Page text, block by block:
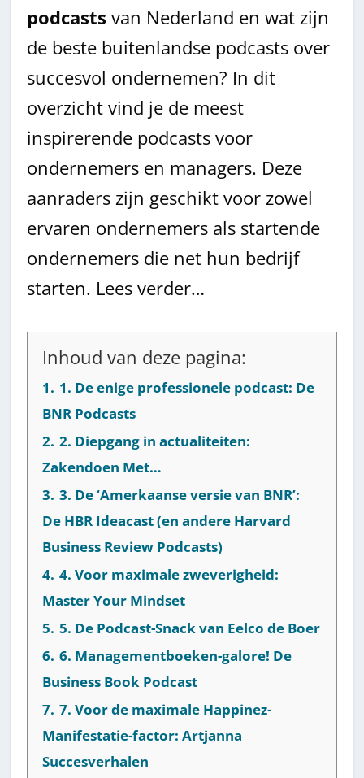
podcasts van Nederland en wat zijn
de beste buitenlandse podcasts over
succesvol ondernemen? In dit
overzicht vind je de meest
inspirerende podcasts voor
ondernemers en managers. Deze
aanraders zijn geschikt voor zowel
ervaren ondernemers als startende
ondernemers die net hun bedrijf
starten. Lees verder…
Inhoud van deze pagina:
1. 1. De enige professionele podcast: De
BNR Podcasts
2. 2. Diepgang in actualiteiten:
Zakendoen Met…
3. 3. De ‘Amerkaanse versie van BNR’:
De HBR Ideacast (en andere Harvard
Business Review Podcasts)
4. 4. Voor maximale zweverigheid:
Master Your Mindset
5. 5. De Podcast-Snack van Eelco de Boer
6. 6. Managementboeken-galore! De
Business Book Podcast
7. 7. Voor de maximale Happinez-
Manifestatie-factor: Artjanna
Succesverhalen